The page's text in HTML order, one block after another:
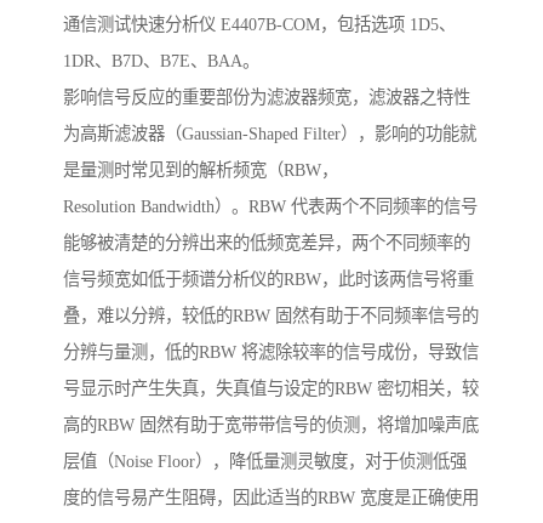
通信测试快速分析仪 E4407B-COM，包括选项 1D5、
1DR、B7D、B7E、BAA。
影响信号反应的重要部份为滤波器频宽，滤波器之特性
为高斯滤波器（Gaussian-Shaped Filter），影响的功能就
是量测时常见到的解析频宽（RBW，
Resolution Bandwidth）。RBW 代表两个不同频率的信号
能够被清楚的分辨出来的低频宽差异，两个不同频率的
信号频宽如低于频谱分析仪的RBW，此时该两信号将重
叠，难以分辨，较低的RBW 固然有助于不同频率信号的
分辨与量测，低的RBW 将滤除较率的信号成份，导致信
号显示时产生失真，失真值与设定的RBW 密切相关，较
高的RBW 固然有助于宽带带信号的侦测，将增加噪声底
层值（Noise Floor），降低量测灵敏度，对于侦测低强
度的信号易产生阻碍，因此适当的RBW 宽度是正确使用